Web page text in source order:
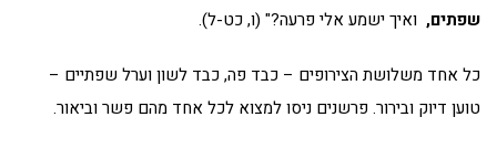
שפתים, ואיך ישמע אלי פרעה?" (ו, כט-ל).
כל אחד משלושת הצירופים – כבד פה, כבד לשון וערל שפתיים –
טוען דיוק ובירור. פרשנים ניסו למצוא לכל אחד מהם פשר וביאור.